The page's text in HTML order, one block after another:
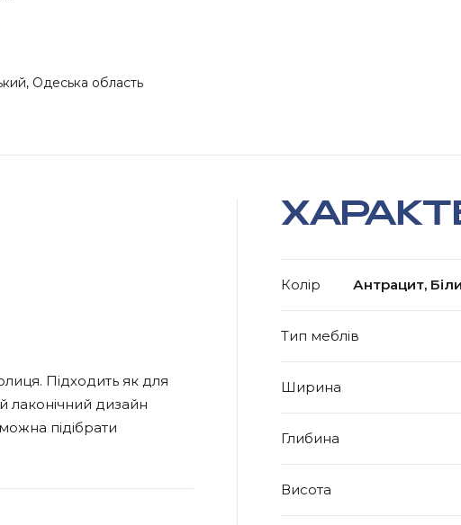
Одеська область
Підходить як для
лаконічний дизайн
підібрати
Колір Антрацит,
Тип меблів
Ширина
Глибина
Висота